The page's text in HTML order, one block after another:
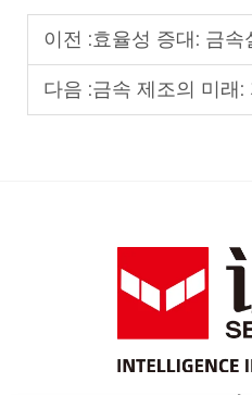
이전 :효율성 증대: 금속실험실
다음 :금속 제조의 미래: 자